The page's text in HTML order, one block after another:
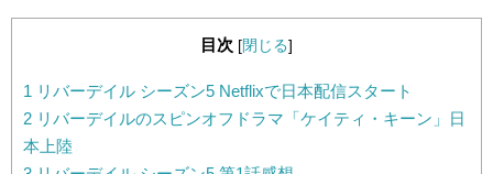
目次 [閉じる]
1 リバーデイル シーズン5 Netflixで日本配信スタート
2 リバーデイルのスピンオフドラマ「ケイティ・キーン」日
本上陸